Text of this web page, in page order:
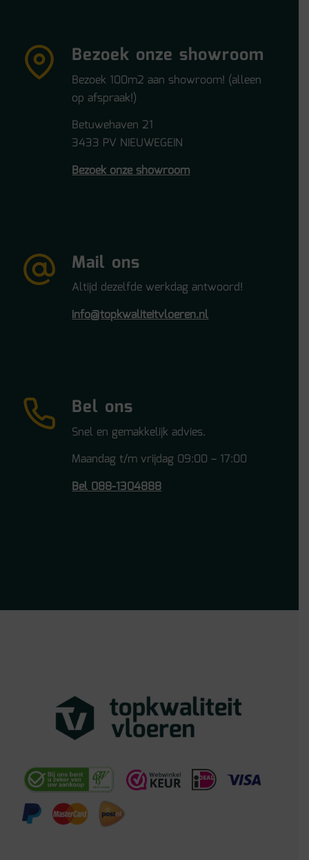
Bezoek onze showroom
Bezoek 100m2 aan showroom! (alleen
op afspraak!)
Betuwehaven 21
3433 PV NIEUWEGEIN
Bezoek onze showroom
Mail ons
Altijd dezelfde werkdag antwoord!
info@topkwaliteitvloeren.nl
Bel ons
Snel en gemakkelijk advies.
Maandag t/m vrijdag 09:00 – 17:00
Bel 088-1304888